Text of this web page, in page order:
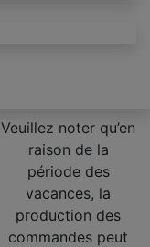
Veuillez noter qu’en
raison de la
période des
vacances, la
production des
commandes peut